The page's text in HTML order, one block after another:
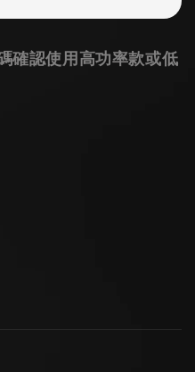
確認使用高功率款或低